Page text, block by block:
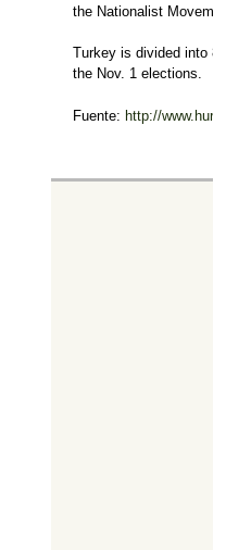
the Nationalist Movement
Turkey is divided into 85
the Nov. 1 elections.
Fuente: http://